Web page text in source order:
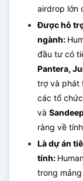
airdrop lớn
Được hỗ
ngành:
đầu tư có
Pantera,
trợ và phát
các tổ
và
ràng về
Là dự án
tính:
trong